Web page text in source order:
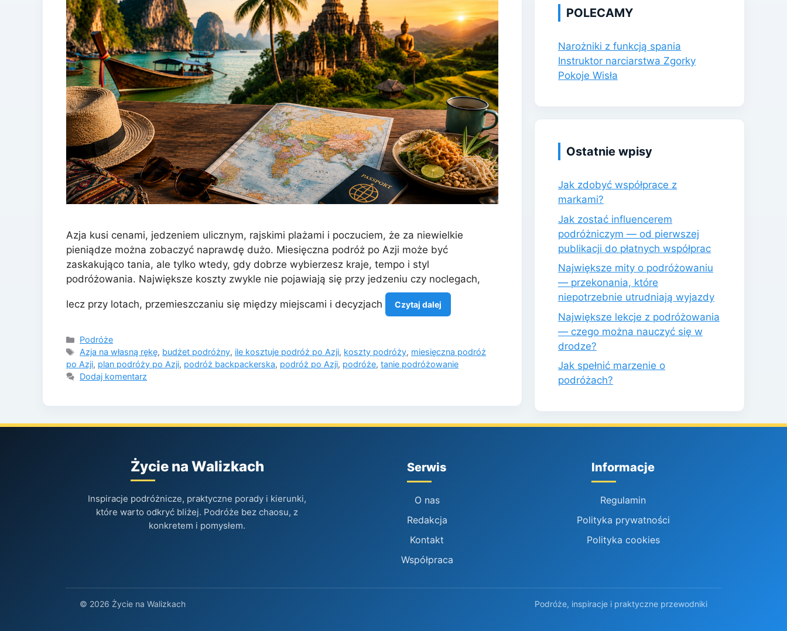
Azja kusi cenami, jedzeniem ulicznym, rajskimi plażami i poczuciem, że za niewielkie
pieniądze można zobaczyć naprawdę dużo. Miesięczna podróż po Azji może być
zaskakująco tania, ale tylko wtedy, gdy dobrze wybierzesz kraje, tempo i styl
podróżowania. Największe koszty zwykle nie pojawiają się przy jedzeniu czy noclegach,
lecz przy lotach, przemieszczaniu się między miejscami i decyzjach Czytaj dalej
Kategorie
Podróże
Tagi
Azja na własną rękę, budżet podróżny, ile kosztuje podróż po Azji, koszty podróży, miesięczna podróż
po Azji, plan podróży po Azji, podróż backpackerska, podróż po Azji, podróże, tanie podróżowanie
Dodaj komentarz
POLECAMY
Narożniki z funkcją spania
Instruktor narciarstwa Zgorky
Pokoje Wisła
Ostatnie wpisy
Jak zdobyć współprace z
markami?
Jak zostać influencerem
podróżniczym — od pierwszej
publikacji do płatnych współprac
Największe mity o podróżowaniu
— przekonania, które
niepotrzebnie utrudniają wyjazdy
Największe lekcje z podróżowania
— czego można nauczyć się w
drodze?
Jak spełnić marzenie o
podróżach?
Życie na Walizkach
Inspiracje podróżnicze, praktyczne porady i kierunki,
które warto odkryć bliżej. Podróże bez chaosu, z
konkretem i pomysłem.
Serwis
O nas
Redakcja
Kontakt
Współpraca
Informacje
Regulamin
Polityka prywatności
Polityka cookies
© 2026 Życie na Walizkach Podróże, inspiracje i praktyczne przewodniki